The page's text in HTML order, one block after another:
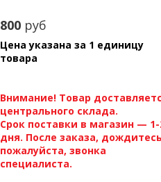
800 руб
Цена указана за 1 единицу
товара
Внимание! Товар
центрального склада.
Срок поставки в магазин — 1-
дня. После заказа,
пожалуйста, звонка
специалиста.